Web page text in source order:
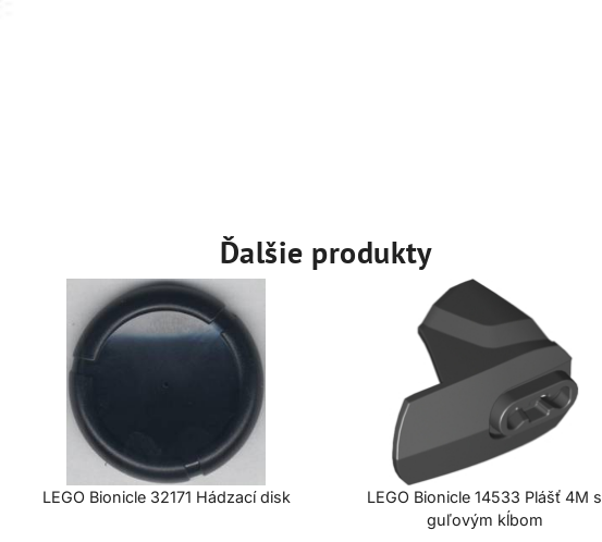
Ďalšie produkty
LEGO Bionicle 32171 Hádzací disk
LEGO Bionicle 14533 Plášť 4M s
guľovým kĺbom